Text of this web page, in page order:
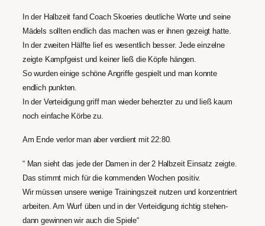
In der Halbzeit fand Coach Skoeries deutliche Worte und seine
Mädels sollten endlich das machen was er ihnen gezeigt hatte.
In der zweiten Hälfte lief es wesentlich besser. Jede einzelne
zeigte Kampfgeist und keiner ließ die Köpfe hängen.
So wurden einige schöne Angriffe gespielt und man konnte
endlich punkten.
In der Verteidigung griff man wieder beherzter zu und ließ kaum
noch einfache Körbe zu.
Am Ende verlor man aber verdient mit 22:80.
“ Man sieht das jede der Damen in der 2 Halbzeit Einsatz zeigte.
Das stimmt mich für die kommenden Wochen positiv.
Wir müssen unsere wenige Trainingszeit nutzen und konzentriert
arbeiten. Am Wurf üben und in der Verteidigung richtig stehen-
dann gewinnen wir auch die Spiele“